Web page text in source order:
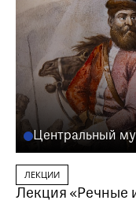
Центральный
ЛЕКЦИИ
Лекция «Речные